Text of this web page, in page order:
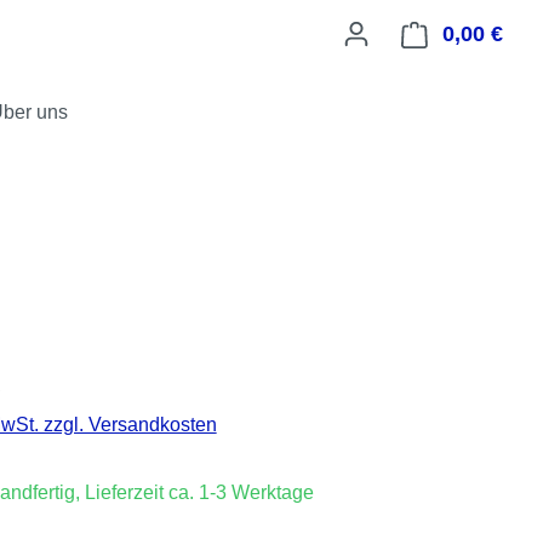
0,00 €
uns
zzgl. Versandkosten
Lieferzeit ca. 1-3 Werktage